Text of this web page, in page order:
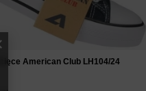
American Club LH104/24